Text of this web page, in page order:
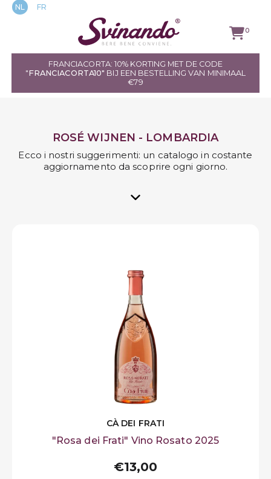
NL FR
0
ALLE WIJNEN
WITTE WIJNEN
ROSÉ WIJNEN
FRANCIACORTA: 10% KORTING MET DE CODE
"FRANCIACORTA10" BIJ EEN BESTELLING VAN MINIMAAL
€79
ROSÉ WIJNEN - LOMBARDIA
Ecco i nostri suggerimenti: un catalogo in costante
aggiornamento da scoprire ogni giorno.
CÀ DEI FRATI
"Rosa dei Frati" Vino Rosato 2025
€13,00